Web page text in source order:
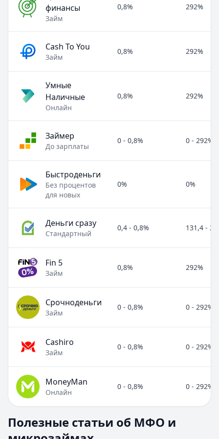
финансы
Займ
0,8% 292%
Cash To You
Займ
0,8% 292%
Умные
Наличные
Онлайн
0,8% 292%
Займер
До зарплаты
0 - 0,8% 0 - 292%
Быстроденьги
Без процентов
для новых
0% 0%
Деньги сразу
Стандартный
0,4 - 0,8% 131,4 -
Fin 5
Займ
0,8% 292%
Срочноденьги
Займ
0 - 0,8% 0 - 292%
Cashiro
Займ
0 - 0,8% 0 - 292%
MoneyMan
Онлайн
0 - 0,8% 0 - 292%
Раздел:МФО и микрозаймы. Всего статей: 8.
Займ под расписку
Полезные статьи об МФО и